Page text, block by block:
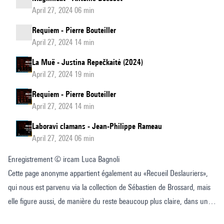
April 27, 2024 06 min
Requiem - Pierre Bouteiller
April 27, 2024 14 min
La Muë - Justina Repečkaitė (2024)
April 27, 2024 19 min
Requiem - Pierre Bouteiller
April 27, 2024 14 min
Laboravi clamans - Jean-Philippe Rameau
April 27, 2024 06 min
Enregistrement © ircam Luca Bagnoli
Cette page anonyme appartient également au «Recueil Deslauriers»,
qui nous est parvenu via la collection de Sébastien de Brossard, mais
elle figure aussi, de manière du reste beaucoup plus claire, dans un